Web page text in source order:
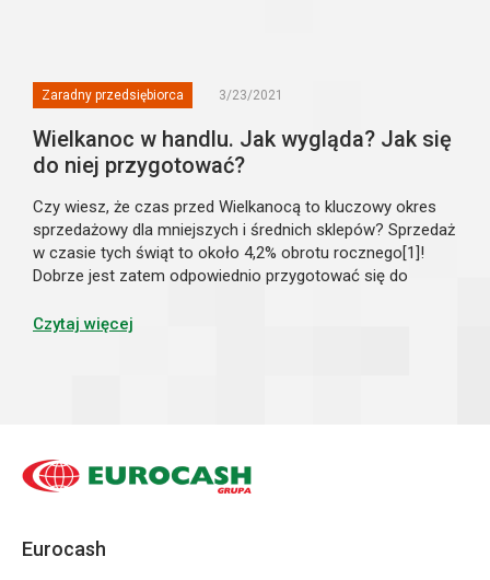
Zaradny przedsiębiorca 3/23/2021
Wielkanoc w handlu. Jak wygląda? Jak się
do niej przygotować?
Czy wiesz, że czas przed Wielkanocą to kluczowy okres
sprzedażowy dla mniejszych i średnich sklepów? Sprzedaż
w czasie tych świąt to około 4,2% obrotu rocznego[1]!
Dobrze jest zatem odpowiednio przygotować się do
utargiem i zadowoleniem klientów. Jak...
Czytaj więcej
Eurocash